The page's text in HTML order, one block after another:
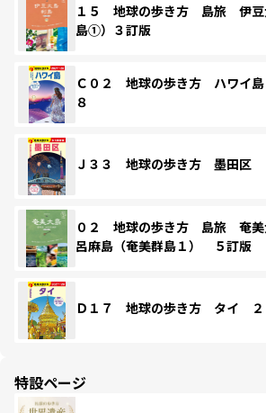
１５ 地球の歩き方 島旅 伊豆
島①）３訂版
Ｃ０２ 地球の歩き方 ハワイ
８
Ｊ３３ 地球の歩き方 墨田区
０２ 地球の歩き方 島旅 奄
呂麻島（奄美群島１） ５訂版
Ｄ１７ 地球の歩き方 タイ ２
特設ページ